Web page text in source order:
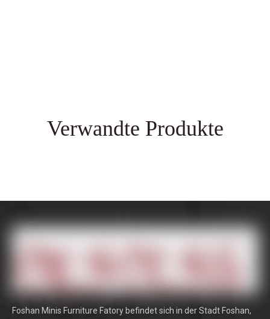
Verwandte Produkte
Foshan Minis Furniture Fatory befindet sich in der Stadt Foshan,